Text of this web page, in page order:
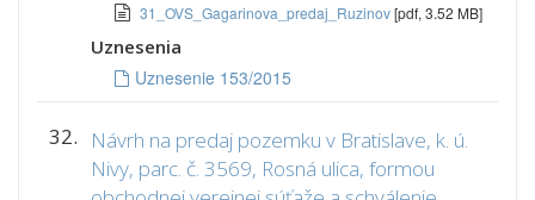
31_OVS_Gagarinova_predaj_Ruzinov[pdf, 3.52 MB]
Uznesenia
Uznesenie 153/2015
32.
Návrh na predaj pozemku v Bratislave, k. ú.
Nivy, parc. č. 3569, Rosná ulica, formou